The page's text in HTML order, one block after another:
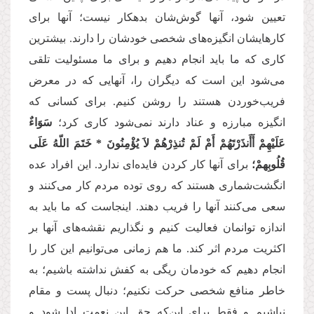
تعیین شود، آنها گوش‌شان بدهکار نیست؛ آنها برای
کارهایشان انگیزه‌های شخصی خودشان را دارند. بیشترین
کاری که ما باید انجام دهیم و برای ما مسئولیت تلقی
می‌شود این است که دیگران را، آنهایی که در معرض
فریب‌خوردن هستند را روشن کنیم. برای کسانی که
انگیزه مبارزه و عناد دارند نمی‌شود كاری کرد؛ سَوَاءٌ
عَلَیْهِمْ أَأَنذَرْتَهُمْ أَمْ لَمْ تُنذِرْهُمْ لاَ یُؤْمِنُونَ * خَتَمَ اللّهُ عَلَى
قُلُوبِهمْ؛ برای آنها كار كردن فایده‌ای ندارد. این افراد عده
انگشت‌شماری هستند که روی توده مردم کار می‌کنند و
سعی می‌كنند آنها را فریب دهند. اینجاست که ما باید به
اندازه توانمان فعالیت کنیم و نگذاریم نقشه‌های آنها بر
اکثریت مردم اثر کند. ما هم زمانی می‌توانیم این کار را
انجام دهیم که خودمان ریگی به کفش نداشته باشیم؛ به
خاطر منافع شخصی حرکت نکنیم؛ دنبال پست و مقام
نباشیم و فقط برای این‌که حق این نعمت ادا شود و